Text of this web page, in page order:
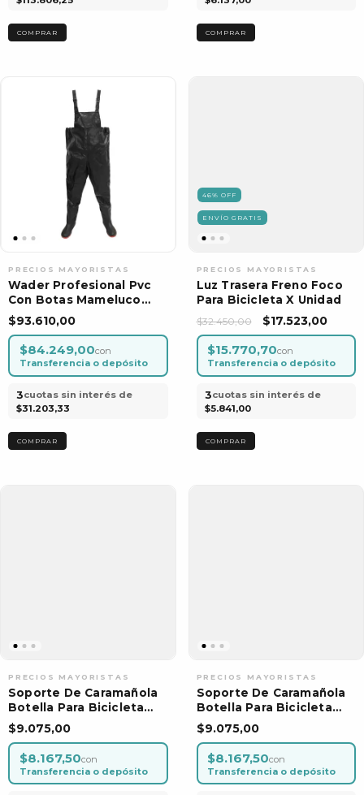
Wader Profesional Pvc
Con Botas Mameluco
Para Pesca
$93.610,00
$84.249,00con
Transferencia o depósito
3cuotas sin interés de
$31.203,33
COMPRAR
46% OFF
ENVÍO GRATIS
Luz Trasera Freno Foco
Para Bicicleta X Unidad
$32.450,00 $17.523,00
$15.770,70con
Transferencia o depósito
3cuotas sin interés de
$5.841,00
Soporte De Caramañola
Botella Para Bicicleta
Amarillo Por Unidad
$9.075,00
$8.167,50con
Transferencia o depósito
Soporte De Caramañola
Botella Para Bicicleta
Rojo Por Unidad
$9.075,00
$8.167,50con
Transferencia o depósito